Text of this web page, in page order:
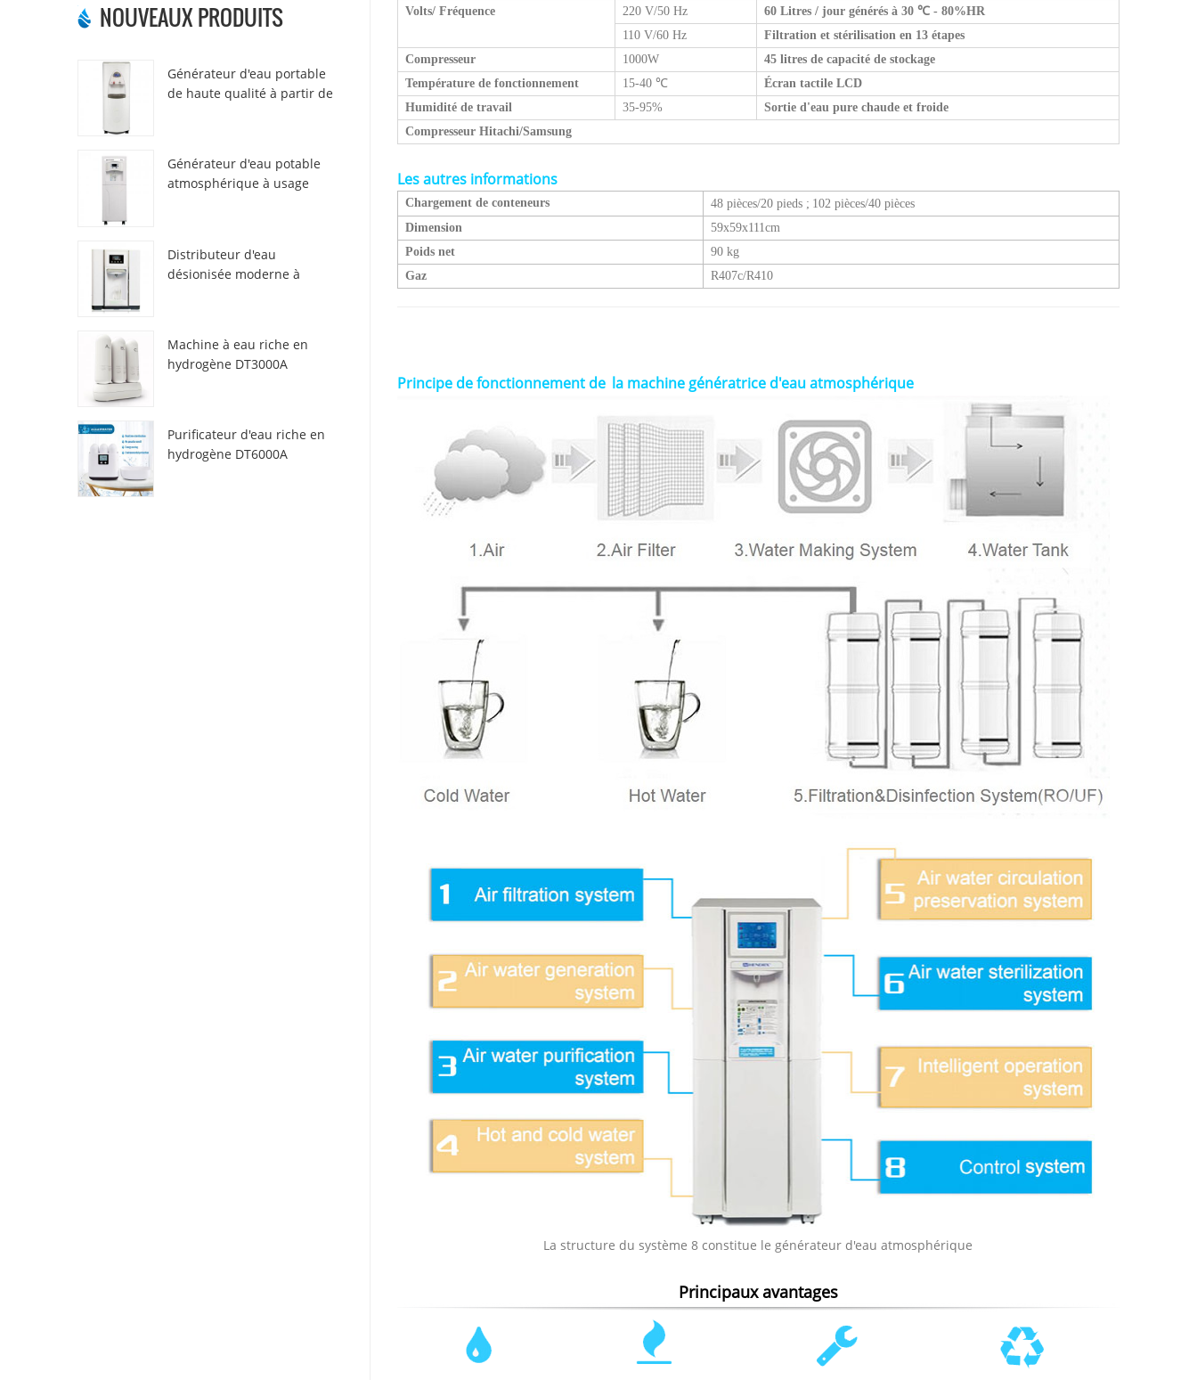
NOUVEAUX PRODUITS
Générateur d'eau portable
de haute qualité à partir de
Générateur d'eau potable
atmosphérique à usage
Distributeur d'eau
désionisée moderne à
Machine à eau riche en
hydrogène DT3000A
Purificateur d'eau riche en
hydrogène DT6000A
Volts/ Fréquence 220 V/50 Hz 60 Litres / jour générés à 30 ℃ - 80%HR
110 V/60 Hz
Filtration et stérilisation en 13 étapes
Compresseur
1000W
45 litres de capacité de stockage
Température de fonctionnement
15-40 ℃
Écran tactile LCD
Humidité de travail
35-95%
Sortie d'eau pure chaude et froide
Compresseur Hitachi/Samsung
Les autres informations
Chargement de conteneurs 48 pièces/20 pieds; 102 pièces/40 pièces
Dimension
59x59x111cm
Poids net
90 kg
Gaz
R407c/R410
Principe de fonctionnement de la machine génératrice d'eau atmosphérique
La structure du système 8 constitue le générateur d'eau atmosphérique
Principaux avantages